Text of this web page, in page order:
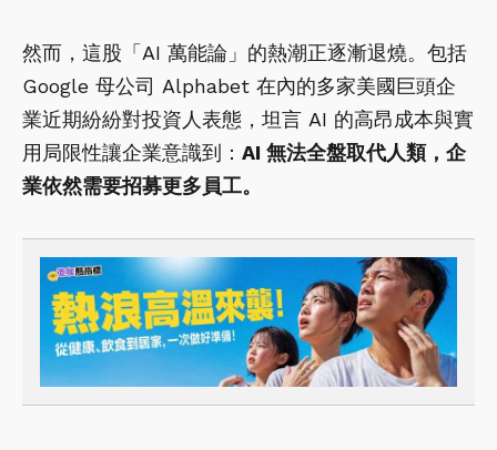
然而，這股「AI 萬能論」的熱潮正逐漸退燒。包括
Google 母公司 Alphabet 在內的多家美國巨頭企
業近期紛紛對投資人表態，坦言 AI 的高昂成本與實
用局限性讓企業意識到： AI 無法全盤取代人類，企
業依然需要招募更多員工。